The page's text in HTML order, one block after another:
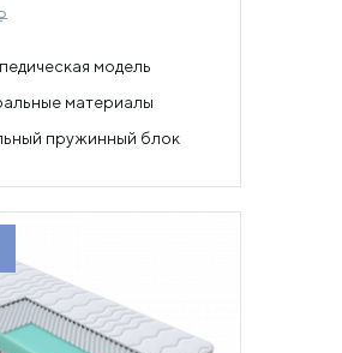
модель
материалы
пружинный блок